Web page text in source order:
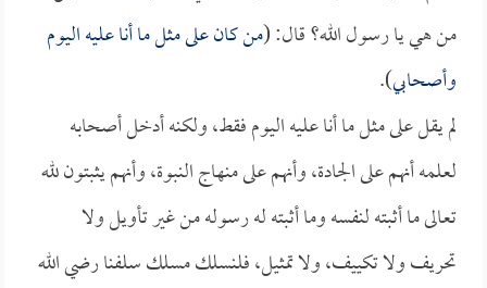
من هي يا رسول الله؟ قال: (من كان على مثل ما أنا عليه اليوم
وأصحابي).
لم يقل على مثل ما أنا عليه اليوم فقط، ولكنه أدخل أصحابه
لعلمه أنهم على الجادة، وأنهم على منهاج النبوة، وأنهم يثبتون لله
تعالى ما أثبته لنفسه وما أثبته له رسوله من غير تأويل ولا
تحريف ولا تكييف، ولا تمثيل، فلنسلك مسلك سلفنا رضي الله